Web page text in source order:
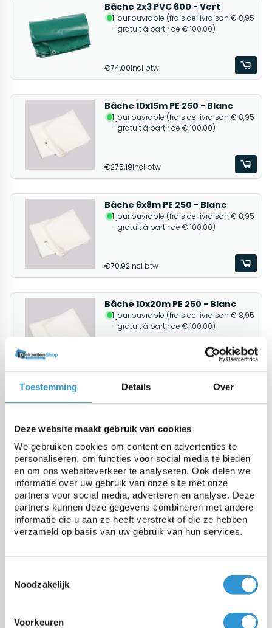
Toestemming Details Over
Deze website maakt gebruik van cookies
We gebruiken cookies om content en advertenties te
personaliseren, om functies voor social media te bieden
en om ons websiteverkeer te analyseren. Ook delen we
informatie over uw gebruik van onze site met onze
partners voor social media, adverteren en analyse. Deze
partners kunnen deze gegevens combineren met andere
informatie die u aan ze heeft verstrekt of die ze hebben
verzameld op basis van uw gebruik van hun services.
Noodzakelijk
Voorkeuren
Bâche 2x3 PVC 600 - Vert
1 jour ouvrable (frais de livraison € 8,95
- gratuit à partir de € 100,00)
€74,00Incl btw
Bâche 10x15m PE 250 - Blanc
1 jour ouvrable (frais de livraison € 8,95
- gratuit à partir de € 100,00)
€275,19Incl btw
Bâche 6x8m PE 250 - Blanc
1 jour ouvrable (frais de livraison € 8,95
- gratuit à partir de € 100,00)
€70,92Incl btw
Bâche 10x20m PE 250 - Blanc
1 jour ouvrable (frais de livraison € 8,95
- gratuit à partir de € 100,00)
Bâche 15x20m PE 250 - Vert/Bleu
- gratuit à partir de € 100,00)
€510,38 €499,00Incl btw
Bâche 10x20m PE 250 - Vert/Bleu
1 jour ouvrable (frais de livraison € 8,95
- gratuit à partir de € 100,00)
1 jour ouvrable (frais de livraison € 8,95